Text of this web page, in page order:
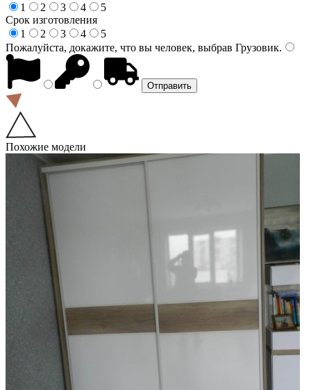
1
2 3 4
5
Срок изготовления
1
2 3 4
5
Пожалуйста, докажите, что вы человек, выбрав Грузовик.
Похожие модели